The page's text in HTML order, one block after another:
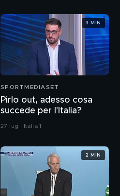
SPORTMEDIASET
Pirlo out, adesso cosa
succede per l'Italia?
27 lug | Italia 1
3 MIN
2 MIN